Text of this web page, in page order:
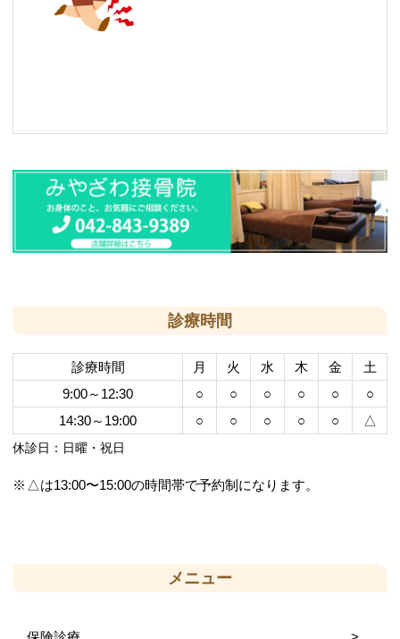
診療時間
診療時間 月 火 水 木 金
土
9:00～12:30
○ ○ ○ ○ ○
○
14:30～19:00
○ ○ ○ ○ ○ △
休診日：日曜・祝日
△は13:00〜15:00の時間帯で予約制になります。
メニュー